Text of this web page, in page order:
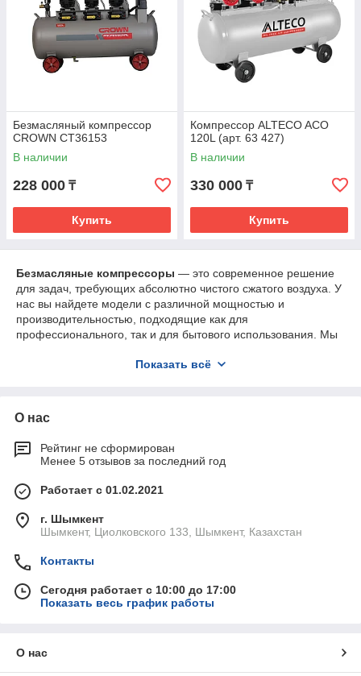
Безмасляный компрессор
CROWN CT36153
В наличии
228 000 ₸
Купить
Компрессор ALTECO ACO
120L (арт. 63 427)
В наличии
330 000 ₸
Купить
Безмасляные компрессоры — это современное решение
для задач, требующих абсолютно чистого сжатого воздуха. У
нас вы найдете модели с различной мощностью и
производительностью, подходящие как для
профессионального, так и для бытового использования. Мы
из Шымкента на сумму от 50 000 тенге предоставляется
проектов!
Показать всё
О нас
Рейтинг не сформирован
Менее 5 отзывов за последний год
Работает с 01.02.2021
г. Шымкент
Шымкент, Циолковского 133, Шымкент, Казахстан
Контакты
Сегодня работает с 10:00 до 17:00
Показать весь график работы
О нас